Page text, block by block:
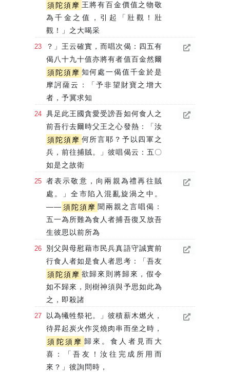
須陀須摩 王將有百金價值之物敬
為千金之值，引起「壯觀！壯
觀！」之大喝采
？」王云確實，而唱次偈：四五有
偈八十九十值亦將有者值百金然爾
須陀須摩 知何處一偈值千金於是
摩訶薩云：「予非望財寶之增大
者，予冀求知
具足此王國貪愛受謗吾如何食人之
前吾行去爾時父王之心發熱：「汝
須陀須摩 何所言耶？予以四軍之
兵，前往捕賊。」彼唱偈云：五〇
如是之故衛
者表示敬意，向兩親為禮再往賊
處。」全市陷入混亂旋渦之中。
—— 須陀須摩 聞兩親之言唱偈：
五一為所難為食人者捕吾復又放吾
生彼思以前所為
別父與母慰藉市民兵真語守誠實前
行食人者如是食人者思考：「吾友
須陀須摩 欲歸來則將歸來，假令
如不歸來，則樹神須與予思如此為
之，即殺諸
以為犧牲祭祀。」彼積薪木燃火，
待昇起炭火作災燒肉串而坐之時，
須陀須摩 歸來。食人者見而大
喜：「吾友！汝往完成所用而
來？」彼詢問時，